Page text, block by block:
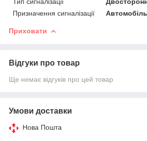
Призначення сигналізації
Приховати
Відгуки про товар
Ще немає відгуків про цей товар
Умови доставки
Нова Пошта